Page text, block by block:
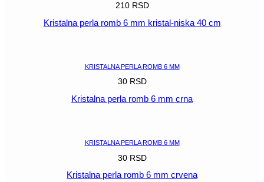
210 RSD
Kristalna perla romb 6 mm kristal-niska 40 cm
KRISTALNA PERLA ROMB 6 MM
30 RSD
Kristalna perla romb 6 mm crna
KRISTALNA PERLA ROMB 6 MM
30 RSD
Kristalna perla romb 6 mm crvena